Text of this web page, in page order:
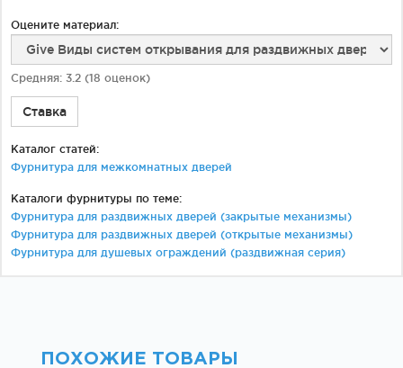
Оцените материал:
Средняя: 3.2 (18 оценок)
Ставка
Каталог статей:
Фурнитура для межкомнатных дверей
Каталоги фурнитуры по теме:
Фурнитура для раздвижных дверей (закрытые механизмы)
Фурнитура для раздвижных дверей (открытые механизмы)
Фурнитура для душевых ограждений (раздвижная серия)
ПОХОЖИЕ ТОВАРЫ